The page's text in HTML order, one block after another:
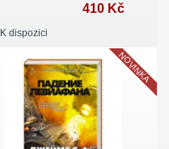
410 Kč
K dispozici
NOVINKA